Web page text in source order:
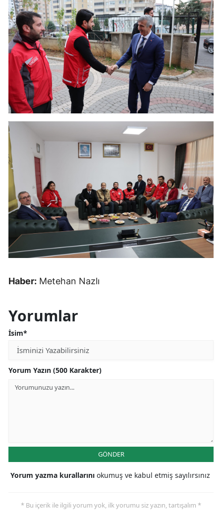
Haber: Metehan Nazlı
Yorumlar
İsim*
Yorum Yazın (500 Karakter)
GÖNDER
Yorum yazma kurallarını okumuş ve kabul etmiş sayılırsınız
* Bu içerik ile ilgili yorum yok, ilk yorumu siz yazın, tartışalım *